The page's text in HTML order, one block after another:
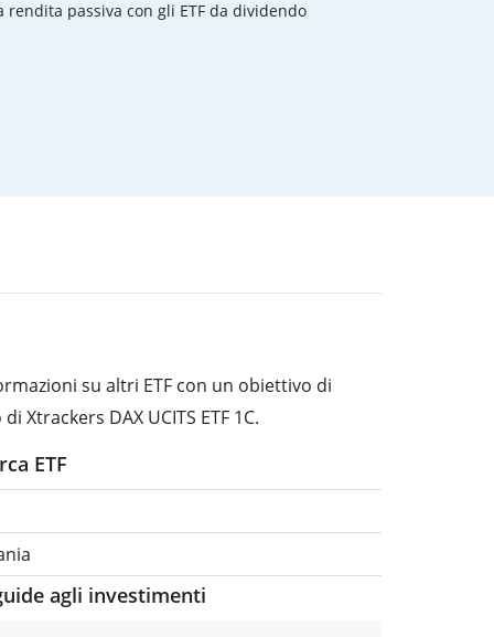
rendita passiva con gli ETF da dividendo
su altri ETF con un obiettivo di
Xtrackers DAX UCITS ETF 1C.
ETF
agli investimenti